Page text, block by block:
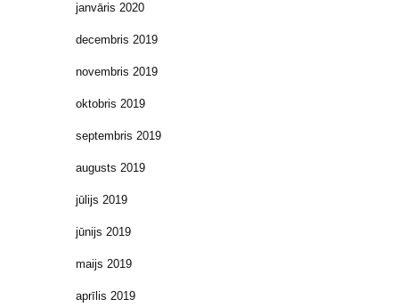
janvāris 2020
decembris 2019
novembris 2019
oktobris 2019
septembris 2019
augusts 2019
jūlijs 2019
jūnijs 2019
maijs 2019
aprīlis 2019